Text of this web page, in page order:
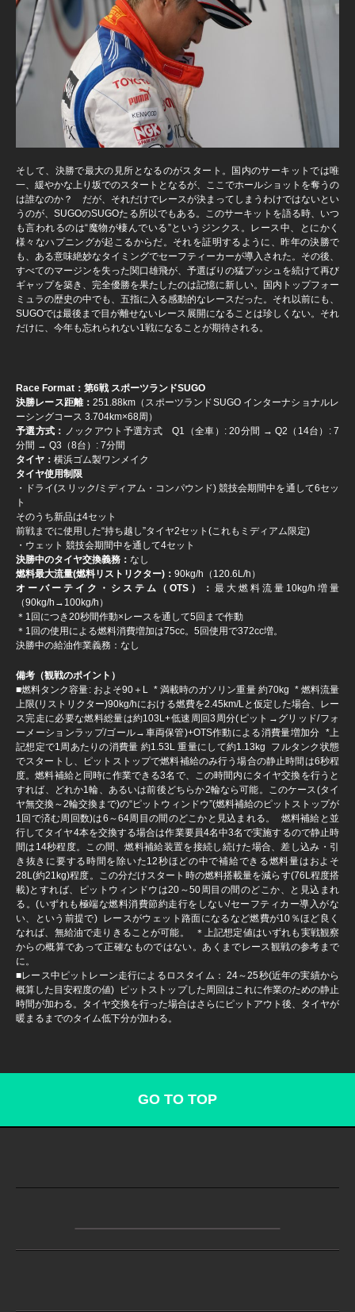
そして、決勝で最大の見所となるのがスタート。国内のサーキットでは唯
一、緩やかな上り坂でのスタートとなるが、ここでホールショットを奪うの
は誰なのか？ だが、それだけでレースが決まってしまうわけではないとい
うのが、SUGOのSUGOたる所以でもある。このサーキットを語る時、いつ
も言われるのは“魔物が棲んでいる”というジンクス。レース中、とにかく
様々なハプニングが起こるからだ。それを証明するように、昨年の決勝で
も、ある意味絶妙なタイミングでセーフティーカーが導入された。その後、
すべてのマージンを失った関口雄飛が、予選ばりの猛プッシュを続けて再び
ギャップを築き、完全優勝を果たしたのは記憶に新しい。国内トップフォー
ミュラの歴史の中でも、五指に入る感動的なレースだった。それ以前にも、
SUGOでは最後まで目が離せないレース展開になることは珍しくない。それ
だけに、今年も忘れられない1戦になることが期待される。
Race Format：第6戦 スポーツランドSUGO
決勝レース距離：251.88km（スポーツランドSUGO インターナショナルレ
ーシングコース 3.704km×68周）
予選方式：
ノックアウト予選方式 Q1（全車）: 20分間 → Q2（14台）: 7
分間 → Q3（8台）: 7分間
タイヤ： 横浜ゴム製ワンメイク
タイヤ使用制限
・ドライ(スリック/ミディアム・コンパウンド) 競技会期間中を通して6セッ
ト
そのうち新品は4セット
前戦までに使用した“持ち越し”タイヤ2セット(これもミディアム限定)
・ウェット 競技会期間中を通して4セット
決勝中のタイヤ交換義務： なし
燃料最大流量(燃料リストリクター)： 90kg/h（120.6L/h）
オーバーテイク・システム（OTS）：最大燃料流量10kg/h増量
（90kg/h→100kg/h）
＊1回につき20秒間作動×レースを通して5回まで作動
＊1回の使用による燃料消費増加は75cc。5回使用で372cc増。
決勝中の給油作業義務：なし
備考（観戦のポイント）
■燃料タンク容量: およそ90＋L * 満載時のガソリン重量 約70kg * 燃料流量
上限(リストリクター)90kg/hにおける燃費を2.45km/Lと仮定した場合、レー
ス完走に必要な燃料総量は約103L+低速周回3周分(ピット→グリッド/フォ
ーメーションラップ/ゴール→車両保管)+OTS作動による消費量増加分 *上
記想定で1周あたりの消費量 約1.53L 重量にして約1.13kg フルタンク状態
でスタートし、ピットストップで燃料補給のみ行う場合の静止時間は6秒程
度。燃料補給と同時に作業できる3名で、この時間内にタイヤ交換を行うと
すれば、どれか1輪、あるいは前後どちらか2輪なら可能。このケース(タイ
ヤ無交換～2輪交換まで)の“ピットウィンドウ”(燃料補給のピットストップが
1回で済む周回数)は6～64周目の間のどこかと見込まれる。 燃料補給と並
行してタイヤ4本を交換する場合は作業要員4名中3名で実施するので静止時
間は14秒程度。この間、燃料補給装置を接続し続けた場合、差し込み・引
き抜きに要する時間を除いた12秒ほどの中で補給できる燃料量はおよそ
28L(約21kg)程度。この分だけスタート時の燃料搭載量を減らす(76L程度搭
載)とすれば、ピットウィンドウは20～50周目の間のどこか、と見込まれ
る。(いずれも極端な燃料消費節約走行をしない/セーフティカー導入がな
い、という前提で) レースがウェット路面になるなど燃費が10％ほど良く
なれば、無給油で走りきることが可能。 ＊上記想定値はいずれも実戦観察
からの概算であって正確なものではない。あくまでレース観戦の参考まで
に。
■レース中ピットレーン走行によるロスタイム： 24～25秒(近年の実績から
概算した目安程度の値) ピットストップした周回はこれに作業のための静止
時間が加わる。タイヤ交換を行った場合はさらにピットアウト後、タイヤが
暖まるまでのタイム低下分が加わる。
GO TO TOP